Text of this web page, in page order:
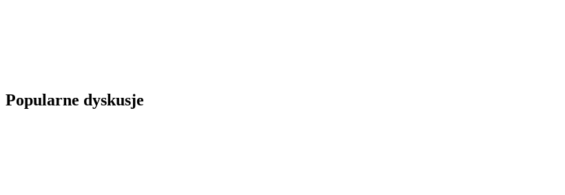
Popularne dyskusje